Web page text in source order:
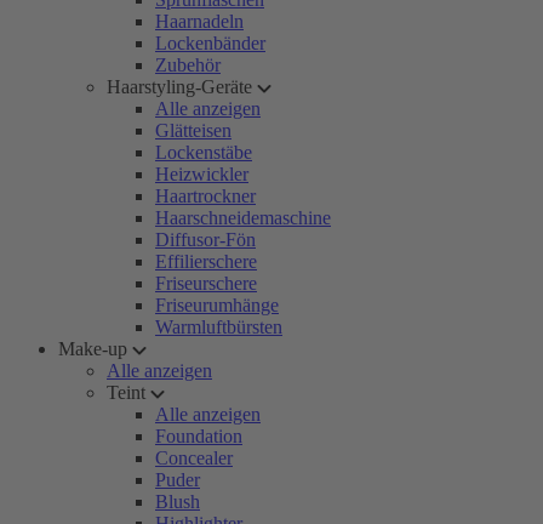
Haarnadeln
Lockenbänder
Zubehör
Haarstyling-Geräte
Alle anzeigen
Glätteisen
Lockenstäbe
Heizwickler
Haartrockner
Haarschneidemaschine
Diffusor-Fön
Effilierschere
Friseurschere
Friseurumhänge
Warmluftbürsten
Make-up
Alle anzeigen
Teint
Alle anzeigen
Foundation
Concealer
Puder
Blush